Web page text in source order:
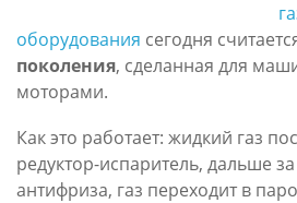
оборудования сегодня
поколения, сделанная для
моторами.
Как это работает: жидкий газ
редуктор-испаритель, дальше
антифриза, газ переходит в